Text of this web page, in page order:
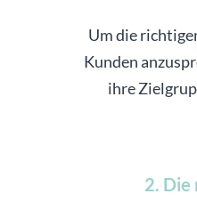
Um die
Kunden
ihre
2. Die